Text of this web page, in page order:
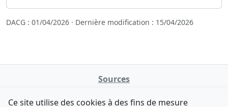
DACG : 01/04/2026 · Dernière modification : 15/04/2026
Sources
Ce site utilise des cookies à des fins de mesure